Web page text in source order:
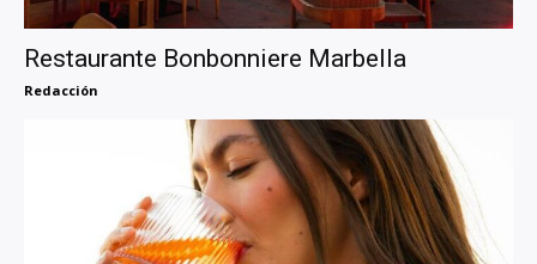
Restaurante Bonbonniere Marbella
Redacción